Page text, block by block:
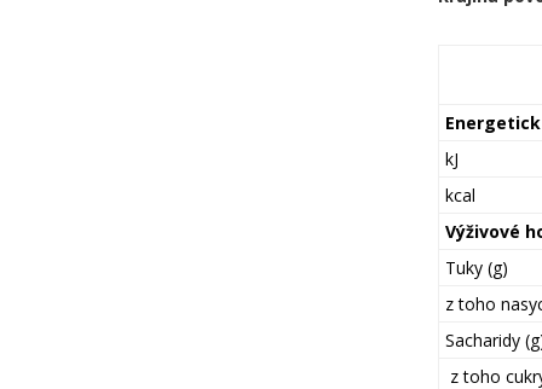
kJ
kcal
Výživové
Tuky (g)
z toho
Sacharidy
z toho